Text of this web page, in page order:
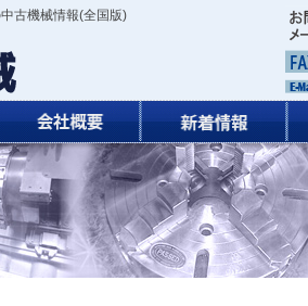
古機械情報(全国版)